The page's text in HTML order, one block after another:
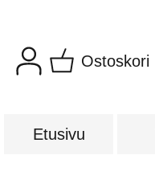
Ostoskori
Etusivu